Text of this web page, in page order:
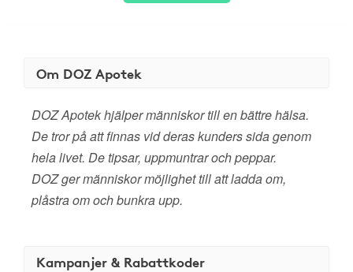
Om DOZ Apotek
DOZ Apotek hjälper människor till en bättre hälsa.
De tror på att finnas vid deras kunders sida genom
hela livet. De tipsar, uppmuntrar och peppar.
DOZ ger människor möjlighet till att ladda om,
plåstra om och bunkra upp.
Kampanjer & Rabattkoder